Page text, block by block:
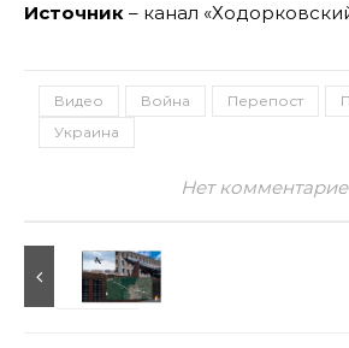
Источник – канал
Видео Война Перепост
Украина
Нет